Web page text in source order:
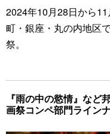
2024年10月28日から
町・銀座・丸の内地区
祭。
『雨の中の慾情』な
画祭コンペ部門ライン